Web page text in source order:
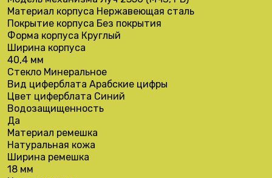
Материал корпуса Нержавеющая сталь
Покрытие корпуса Без покрытия
Форма корпуса Круглый
Ширина корпуса
40,4 мм
Стекло Минеральное
Вид циферблата Арабские цифры
Цвет циферблата Синий
Водозащищенность
Да
Материал ремешка
Натуральная кожа
Ширина ремешка
18 мм